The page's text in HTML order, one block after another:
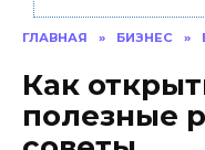
ГЛАВНАЯ » БИЗНЕС »
Как
полезные